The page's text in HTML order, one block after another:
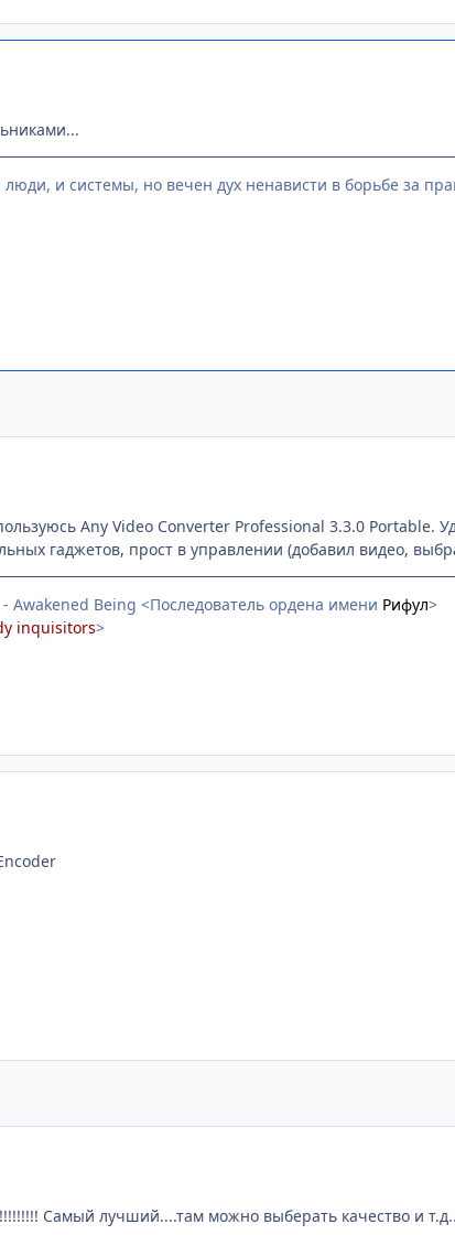
и системы, но вечен дух ненависти в борьбе за
Any Video Converter Professional 3.3.0 Portable.
гаджетов, прост в управлении (добавил видео,
Awakened Being <Последователь ордена имени Рифул>
inquisitors>
Самый лучший....там можно выберать качество и